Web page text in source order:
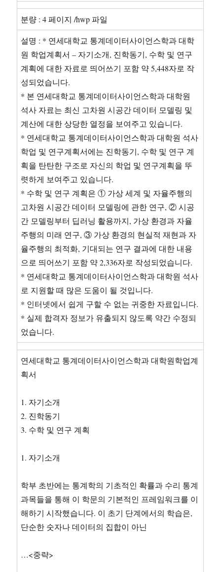
분량 : 4 페이지 /hwp 파일
설명 : * 연세대학교 통계데이터사이언스학과 대학
원 학업계획서 – 자기소개, 진학동기, 수학 및 연구
계획에 대한 자료로 띄어쓰기 포함 약 5,448자로 작
성되었습니다.
* 본 연세대학교 통계데이터사이언스학과 대학원
석사 자료는 최신 고차원 시공간 데이터 모델링 및
계산에 대한 상당한 열정을 보여주고 있습니다.
* 연세대학교 통계데이터사이언스학과 대학원 석사
학업 및 연구계획서에는 진학동기, 수학 및 연구 계
획을 탄탄한 구조로 자신의 학업 및 연구계획을 뚜
렷하게 보여주고 있습니다.
* 수학 및 연구 계획은 ① 가상 세계 및 자율주행의
고차원 시공간 데이터 모델링에 관한 연구, ② 시공
간 모델링부터 딥러닝 활용까지, 가상 환경과 자율
주행의 미래 연구, ③ 가상 환경의 현실적 재현과 자
율주행의 최적화, 기대되는 연구 결과에 대한 내용
으로 띄어쓰기 포함 약 2,336자로 작성되었습니다.
* 연세대학교 통계데이터사이언스학과 대학원 석사
로 지원할 때 많은 도움이 될 것입니다.
* 인터넷에서 쉽게 구할 수 없는 귀중한 자료입니다.
* 실제 합격자 정보가 유출되지 않도록 약간 수정되
었습니다.
연세대학교 통계데이터사이언스학과 대학원학업계
획서
1. 자기소개
2. 진학동기
3. 수학 및 연구 계획
1. 자기소개
학부 초반에는 통계학의 기초적인 확률과 수리 통계
과목들을 통해 이 학문의 기본적인 프레임워크를 이
해하기 시작했습니다. 이 초기 단계에서의 학습은,
단순한 숫자나 데이터의 집합이 아닌
…<중략>